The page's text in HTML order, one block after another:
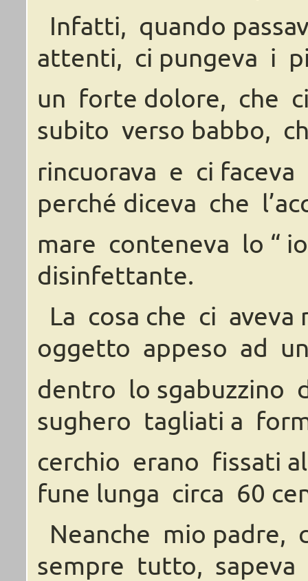
Infatti, quando
attenti, ci pungeva i
un forte dolore, che
subito verso babbo,
rincuorava e ci faceva
perché diceva che
mare conteneva lo “
disinfettante.
La cosa che ci aveva
oggetto appeso ad
dentro lo sgabuzzino
sughero tagliati a
cerchio erano fissati
fune lunga circa 60
Neanche mio padre,
sempre tutto, sapeva